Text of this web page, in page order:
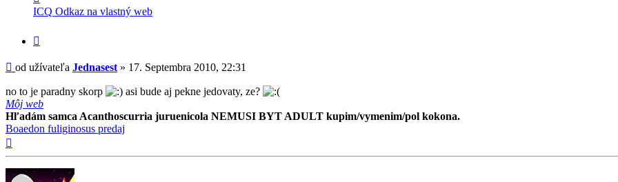
informácie
užívateľa
Jednasest
ICQ Odkaz na vlastný web
Príspevok
od užívateľa Jednasest » 17. Septembra 2010, 22:31
no to je paradny skorp
asi bude aj pekne jedovaty, ze?
Môj web
Hľadám samca Acanthoscurria juruenicola NEMUSI BYT ADULT kupim/vymenim/pol kokona.
Boaedon fuliginosus predaj